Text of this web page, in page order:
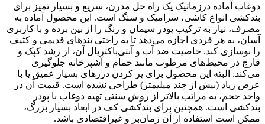
دوغاب آماده درزماتیک یک راه حل مدرن، سریع و بسیار تمیز برای
بندکشی انواع کاشی، سرامیک و سنگ است. این محصول آماده به
مصرف، نیاز به ترکیب پودر سیمان و رنگ را از بین برده و با کاربری
آسان، به هر فردی اجازه می‌دهد تا به راحتی بندهای قدیمی و کثیف
را نوسازی کند. خاصیت ضد آب و آنتی‌باکتریال آن، از رشد کپک و
قارچ در محیط‌های مرطوب مانند حمام و آشپزخانه جلوگیری
می‌کند. البته این محصول برای پر کردن درزهای بسیار عمیق یا با
عرض زیاد (بیش از چند میلیمتر) طراحی نشده است. قیمت آن در
واحد حجم، به مراتب بالاتر از روش سنتی تهیه دوغاب با پودر
بندکشی است. همچنین برای بندکشی کف در ابعاد بسیار بزرگ،
ممکن است استفاده از آن زمان‌بر و غیراقتصادی باشد.